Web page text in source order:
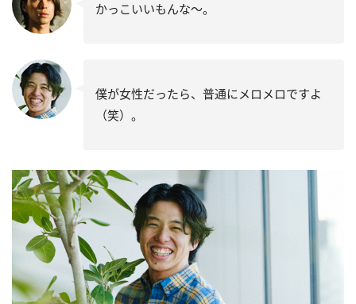
かっこいいもんな〜。
僕が女性だったら、普通にメロメロですよ
（笑）。